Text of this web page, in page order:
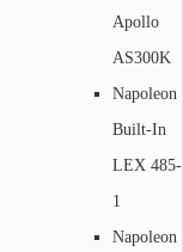
Apollo
AS300K
Napoleon
Built-In
LEX 485-
1
Napoleon